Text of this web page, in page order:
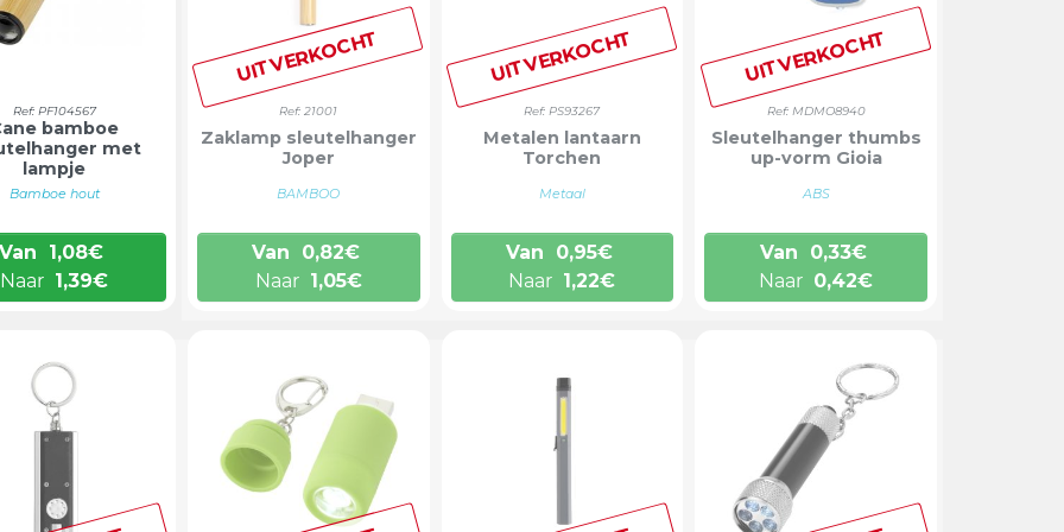
Ref: PF104567
bamboe
met
lampje
Bamboe hout
Van 1,08€
Naar 1,39€
UITVERKOCHT
Ref: 21001
Zaklamp sleutelhanger
Joper
BAMBOO
Van 0,82€
Naar 1,05€
UITVERKOCHT
Ref: PS93267
Metalen lantaarn
Torchen
Metaal
Van 0,95€
Naar 1,22€
UITVERKOCHT
Ref: MDMO8940
Sleutelhanger thumbs
up-vorm Gioia
ABS
Van 0,33€
Naar 0,42€